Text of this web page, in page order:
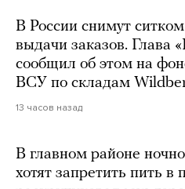
В России снимут
выдачи заказов. Глава
сообщил об этом на
ВСУ по складам
13 часов назад
В главном районе
хотят запретить пить